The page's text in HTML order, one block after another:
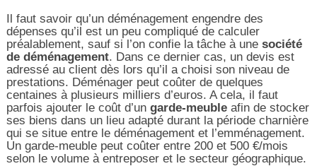
Il faut savoir qu’un déménagement engendre des
dépenses qu’il est un peu compliqué de calculer
préalablement, sauf si l’on confie la tâche à une société
de déménagement. Dans ce dernier cas, un devis est
adressé au client dès lors qu’il a choisi son niveau de
prestations. Déménager peut coûter de quelques
centaines à plusieurs milliers d’euros. A cela, il faut
parfois ajouter le coût d’un garde-meubleafin de stocker
ses biens dans un lieu adapté durant la période charnière
qui se situe entre le déménagement et l’emménagement.
Un garde-meuble peut coûter entre 200 et 500 €/mois
selon le volume à entreposer et le secteur géographique.